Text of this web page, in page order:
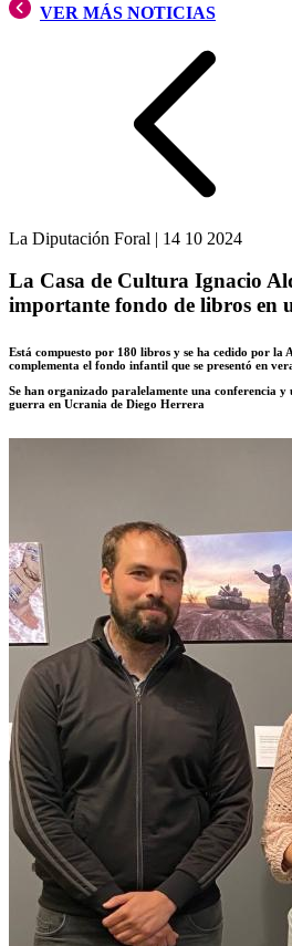
VER MÁS NOTICIAS
La Diputación Foral | 14 10 2024
La Casa de Cultura Ignacio
importante fondo de libros en
Está compuesto por 180 libros y se ha cedido por la
complementa el fondo infantil que se presentó en
Se han organizado paralelamente una conferencia
guerra en Ucrania de Diego Herrera